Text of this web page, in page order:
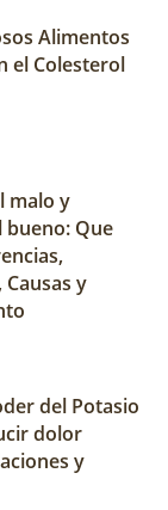
Alimentos
el Colesterol
malo y
Que
y
del Potasio
dolor
y